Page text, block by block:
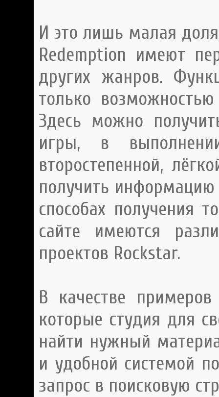
И это лишь малая
Redemption имеют
других жанров.
только
Здесь можно
игры, в
второстепенной,
получить информацию
способах получения
сайте имеются
проектов Rockstar.
В качестве
которые студия для
найти нужный
и удобной системой
запрос в поисковую